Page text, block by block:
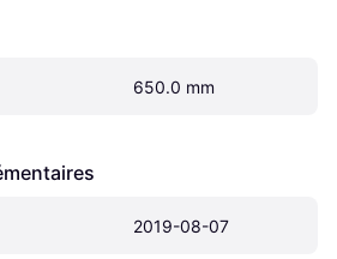
650.0 mm
2019-08-07